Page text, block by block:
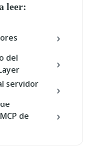
leer:
del
servidor
de